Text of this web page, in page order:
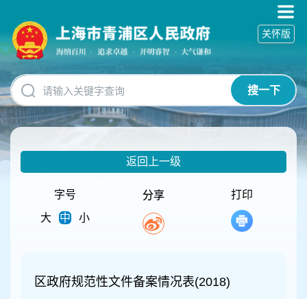
碍
操
明
跳
转
到
网
搜一下
关怀版
返回上一级
字号
大
中 小
分享 打印
区政府规范性文件备案情况表(2018)